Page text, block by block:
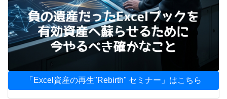
「Excel資産の再生"Rebirth" セミナー」はこちら